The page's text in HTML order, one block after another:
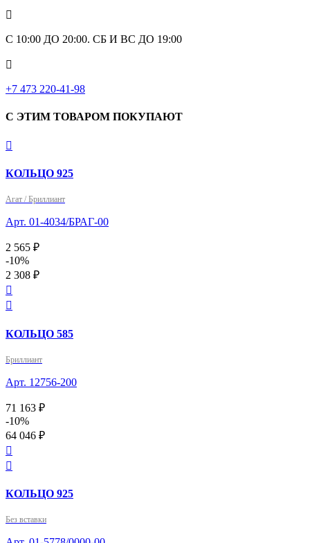

С 10:00 ДО 20:00. СБ И ВС ДО 19:00

+7 473 220-41-98
С ЭТИМ ТОВАРОМ ПОКУПАЮТ

КОЛЬЦО 925
Агат / Бриллиант
Арт. 01-4034/БРАГ-00
2 565 ₽
-10%
2 308 ₽


КОЛЬЦО 585
Бриллиант
Арт. 12756-200
71 163 ₽
-10%
64 046 ₽


КОЛЬЦО 925
Без вставки